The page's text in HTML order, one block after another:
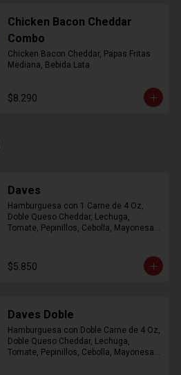
Chicken Bacon Cheddar
Combo
Chicken Bacon Cheddar, Papas Fritas
Mediana, Bebida Lata
$8.290
Daves
Hamburguesa con 1 Carne de 4 Oz,
Doble Queso Cheddar, Lechuga,
Tomate, Pepinillos, Cebolla, Mayonesa,
$5.850
Daves Doble
Hamburguesa con Doble Carne de 4 Oz,
Doble Queso Cheddar, Lechuga,
Tomate, Pepinillos, Cebolla, Mayonesa,